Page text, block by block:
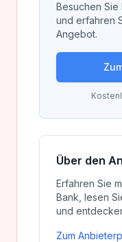
Besuchen Sie
und erfahren
Angebot.
Über den
Erfahren Sie
Bank , lesen
und
Zum